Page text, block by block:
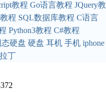
教程 Go语言教程 JQuery教
程 SQL数据库教程 C语言
Python3教程 C#教程
态硬盘 硬盘 耳机 手机 iphone
丁